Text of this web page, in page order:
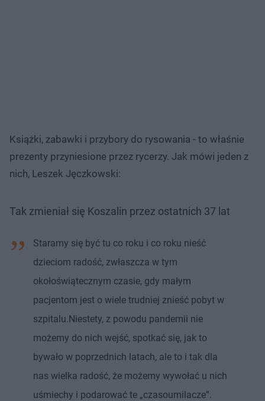
Książki, zabawki i przybory do rysowania - to właśnie
prezenty przyniesione przez rycerzy. Jak mówi jeden z
nich, Leszek Jęczkowski:
Tak zmieniał się Koszalin przez ostatnich 37 lat
Staramy się być tu co roku i co roku nieść
dzieciom radość, zwłaszcza w tym
okołoświątecznym czasie, gdy małym
pacjentom jest o wiele trudniej znieść pobyt w
szpitalu.Niestety, z powodu pandemii nie
możemy do nich wejść, spotkać się, jak to
bywało w poprzednich latach, ale to i tak dla
nas wielka radość, że możemy wywołać u nich
uśmiechy i podarować te „czasoumilacze”.